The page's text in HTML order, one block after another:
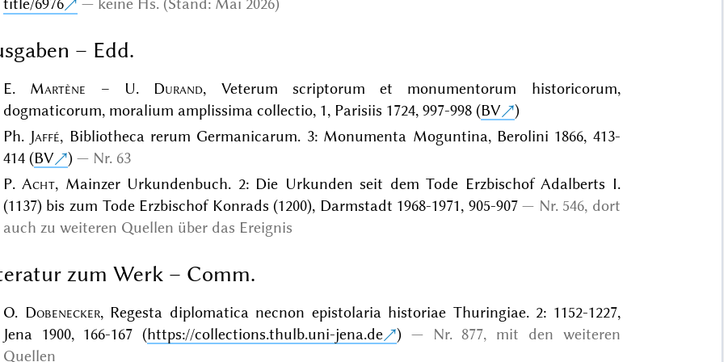
title/6976 keine Hs. (Stand: Mai 2026)
– Edd.
E. Martène – U. Durand, Veterum scriptorum et monumentorum historicorum,
dogmaticorum, moralium amplissima collectio, 1, Parisiis 1724, 997-998 (BV
)
Ph. Jaffé, Bibliotheca rerum Germanicarum. 3: Monumenta Moguntina, Berolini 1866, 413-
414 (BV )
Nr. 63
P.Acht, Mainzer Urkundenbuch. 2: Die Urkunden seit dem Tode Erzbischof Adalberts I.
(1137) bis zum Tode Erzbischof Konrads (1200), Darmstadt 1968-1971, 905-907
Nr. 546, dort
auch zu weiteren Quellen über das Ereignis
zum Werk – Comm.
O. Dobenecker, Regesta diplomatica necnon epistolaria historiae Thuringiae. 2: 1152-1227,
Jena 1900, 166-167 (https://collections.thulb.uni-jena.de )
Nr. 877, mit den weiteren
Quellen